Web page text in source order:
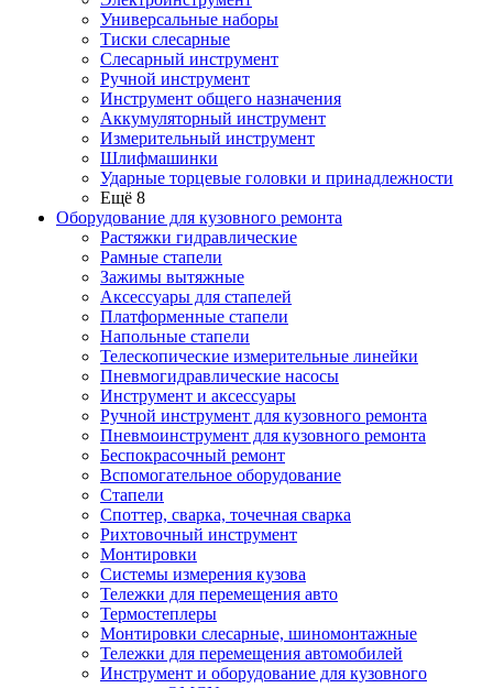
Универсальные наборы
Тиски слесарные
Слесарный инструмент
Ручной инструмент
Инструмент общего назначения
Аккумуляторный инструмент
Измерительный инструмент
Шлифмашинки
Ударные торцевые головки и принадлежности
Ещё 8
Оборудование для кузовного ремонта
Растяжки гидравлические
Рамные стапели
Зажимы вытяжные
Аксессуары для стапелей
Платформенные стапели
Напольные стапели
Телескопические измерительные линейки
Пневмогидравлические насосы
Инструмент и аксессуары
Ручной инструмент для кузовного ремонта
Пневмоинструмент для кузовного ремонта
Беспокрасочный ремонт
Вспомогательное оборудование
Стапели
Споттер, сварка, точечная сварка
Рихтовочный инструмент
Монтировки
Системы измерения кузова
Тележки для перемещения авто
Термостеплеры
Монтировки слесарные, шиномонтажные
Тележки для перемещения автомобилей
Инструмент и оборудование для кузовного